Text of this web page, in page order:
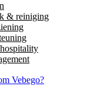
& reiniging
Vebego?